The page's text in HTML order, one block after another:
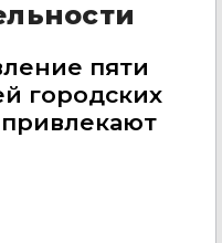
пяти
городских